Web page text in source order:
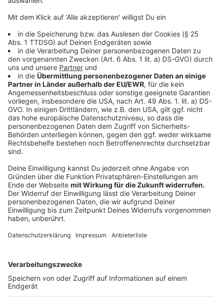
beispielsweise nur bis Düsseldorf-Terminal, der RE 3
fährt zwischen Duisburg und Düsseldorf in der Zeit gar
nicht.
Anzeige
Nächste Baustelle in Bochum
Anzeige
Damit noch lange nicht genug. Der nächste Pendler-
Schreck könnten die baulichen Maßnahmen werden,
im 15-Minuten-Takt zwischen Dortmund und Köln
laufen zu lassen. Dabei treffen die Ausbauausnahmen
an den Gleisen immer wieder größere Hauptbahnhöfe
im Ruhrgebiet. So beispielsweise nun den Bochumer
Hauptbahnhof, der erst im Januar teilweise komplett
darunter die RB40 und der RE16, wären betroffen.
Autor: Joachim Schultheis